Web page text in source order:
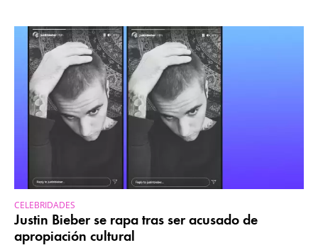
CELEBRIDADES
Justin Bieber se rapa tras ser acusado de
apropiación cultural